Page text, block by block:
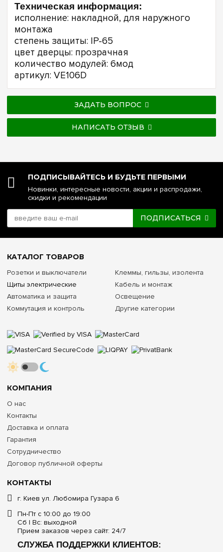
Техническая информация:
исполнение: накладной, для наружного
монтажа
степень защиты: IP-65
цвет дверцы: прозрачная
количество модулей: 6мод
артикул: VE106D
ЗАДАТЬ ВОПРОС
НАПИСАТЬ ОТЗЫВ
ПОДПИСЫВАЙТЕСЬ И БУДЬТЕ ПЕРВЫМИ
Новинки, интересные новости, акции и распродажи,
скидки и рекомендации
ПОДПИСАТЬСЯ
КОНТАКТЫ
г. Киев ул. Любомира Гузара 6
Пн-Пт с 10:00 до 19:00
Сб | Вс: выходной
Прием заказов через сайт: 24/7
СЛУЖБА ПОДДЕРЖКИ КЛИЕНТОВ:
КОМПАНИЯ
О нас
Контакты
Доставка и оплата
Гарантия
Сотрудничество
Договор публичной оферты
КАТАЛОГ ТОВАРОВ
Розетки и выключатели
Щиты электрические
Автоматика и защита
Коммутация и контроль
Клеммы, гильзы, изолента
Кабель и монтаж
Освещение
Другие категории